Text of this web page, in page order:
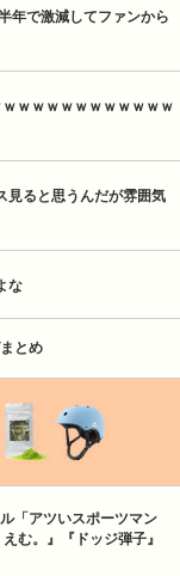
年で激減してファンから
ｗｗｗｗｗｗｗｗｗｗｗ
見ると思うんだが雰囲気
な
とめ
「アツいスポーツマン
む。』『ドッジ弾子』